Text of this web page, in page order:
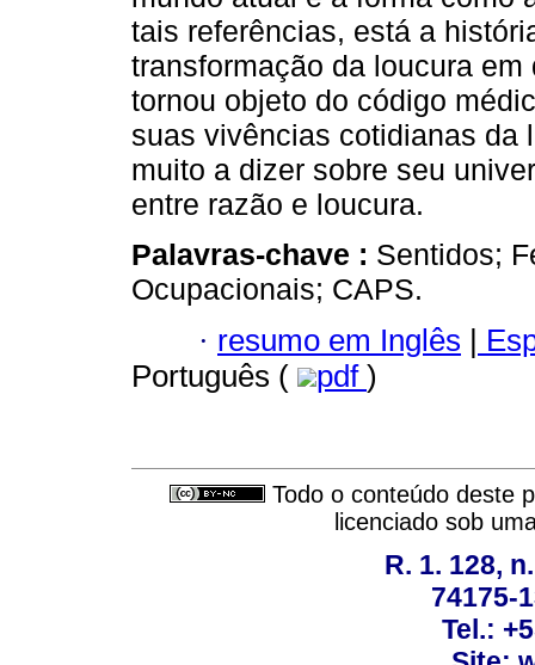
tais referências, está a
transformação da loucura
tornou objeto do código
suas vivências cotidianas da
muito a dizer sobre seu
entre razão e loucura.
Palavras-chave : Sentidos;
Ocupacionais; CAPS.
· resumo em Inglês |
Português (
pdf )
Todo o conteúdo deste
licenciado sob
R. 1. 128,
74175-
Tel.: